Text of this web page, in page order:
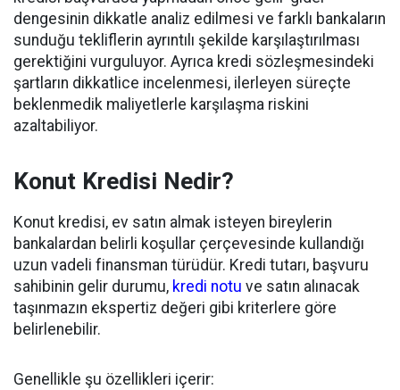
dengesinin dikkatle analiz edilmesi ve farklı bankaların
sunduğu tekliflerin ayrıntılı şekilde karşılaştırılması
gerektiğini vurguluyor. Ayrıca kredi sözleşmesindeki
şartların dikkatlice incelenmesi, ilerleyen süreçte
beklenmedik maliyetlerle karşılaşma riskini
azaltabiliyor.
Konut Kredisi Nedir?
Konut kredisi, ev satın almak isteyen bireylerin
bankalardan belirli koşullar çerçevesinde kullandığı
uzun vadeli finansman türüdür. Kredi tutarı, başvuru
sahibinin gelir durumu, kredi notu ve satın alınacak
taşınmazın ekspertiz değeri gibi kriterlere göre
belirlenebilir.
Genellikle şu özellikleri içerir: